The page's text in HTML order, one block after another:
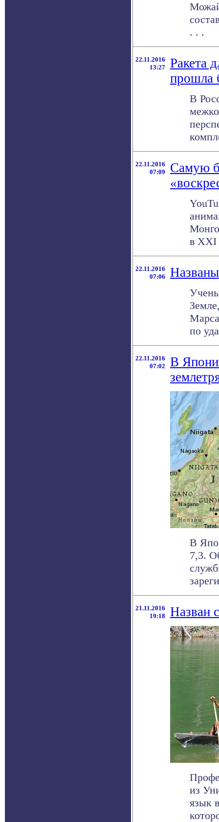
. . .
22.11.2016
13:27
Ракета
прошла
В
22.11.2016
07:09
Самую
в XXI
22.11.2016
07:06
по
22.11.2016
07:02
В
В
7,3.
21.11.2016
19:18
Назван
из
язык